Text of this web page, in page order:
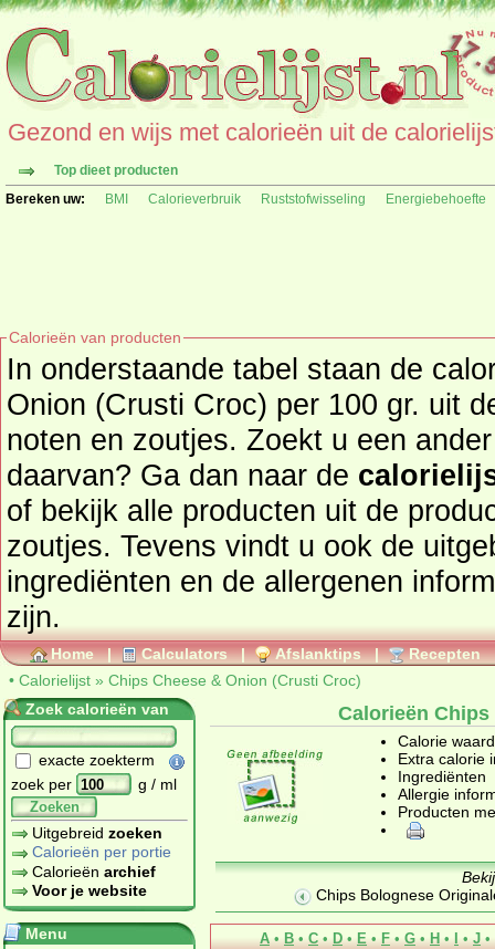
Gezond en wijs met calorieën uit de
Top dieet producten
Bereken uw:
BMI Calorieverbruik Ruststofwisseling Energiebehoefte
Calorieën van producten
In onderstaande tabel staan de
Onion (Crusti Croc) per 100 gr. uit
noten en zoutjes. Zoekt u een ander product en de calorieën
daarvan? Ga dan naar de
of bekijk alle producten uit de
zoutjes. Tevens vindt u ook de uitgebreide calorie informatie,
ingrediënten en de allergenen
zijn.
Home | Calculators | Afslanktips | Recepten
• Calorielijst » Chips Cheese & Onion (Crusti Croc)
Zoek calorieën van
exacte zoekterm
zoek per
g / ml
Zoeken
Uitgebreid zoeken
Calorieën per portie
Calorieën archief
Voor je website
Menu
Calorieën
Calorie
Extra calorie
Ingrediënten
Allergie
Producten
Chips Bolognese
A • B • C • D • E • F • G • H • I • J •